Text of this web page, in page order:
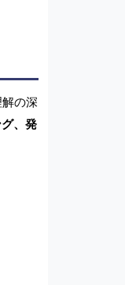
の深
、発